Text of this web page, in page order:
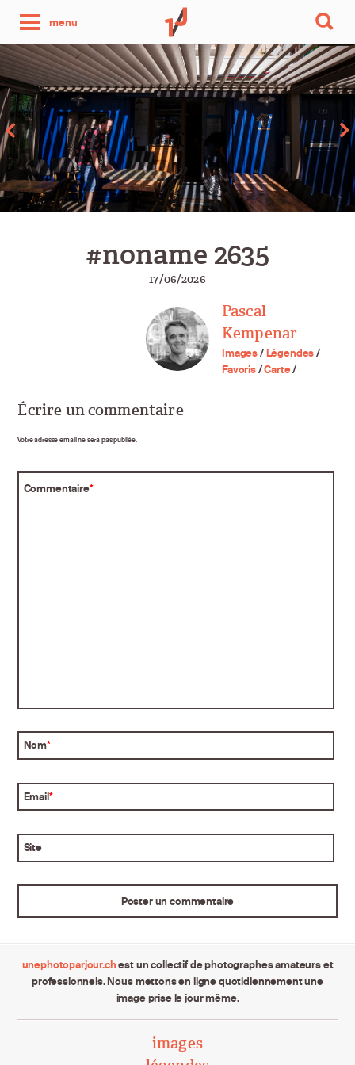
menu
photo
par
jour
#noname 2635
17/06/2026
Pascal
Kempenar
Images/Légendes/
Favoris/Carte/
Écrire un commentaire
Votre adresse email ne sera pas publiée.
Commentaire*
Nom*
Email*
Site
unephotoparjour.chest un collectif de photographes amateurs et
professionnels. Nous mettons en ligne quotidiennement une
image prise le jour même.
images